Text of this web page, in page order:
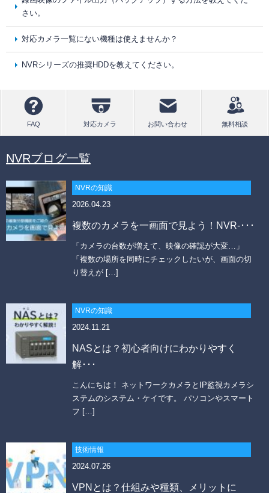
さい。
対応カメラ一覧にない機種は使えませんか？
NVRシリーズの推奨HDDを教えてください。
NVRブログ一覧
NVRの知識
2026.04.23
複数のカメラを一画面で見よう！NVR-･･･
「カメラの台数が増えて、映像の確認が大変…」
「複数の場所を同時にチェックしたいが、画面の切
り替えが […]
NVRの知識
2024.11.21
NASとは？初心者向けにわかりやすく
解･･･
こんにちは！ ネットワークカメラとIP監視カメラシ
ステムのシステム・ケイです。 パソコンやスマート
フ […]
技術情報
2024.07.26
VPNとは？仕組みや種類、メリットに